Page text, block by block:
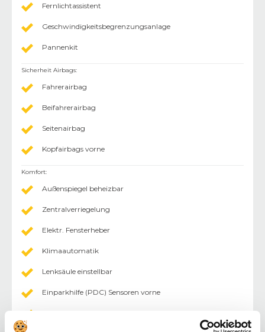
Fernlichtassistent
Geschwindigkeitsbegrenzungsanlage
Pannenkit
Sicherheit Airbags:
Fahrerairbag
Beifahrerairbag
Seitenairbag
Kopfairbags vorne
Komfort:
Außenspiegel beheizbar
Zentralverriegelung
Elektr. Fensterheber
Klimaautomatik
Lenksäule einstellbar
Einparkhilfe (PDC) Sensoren vorne